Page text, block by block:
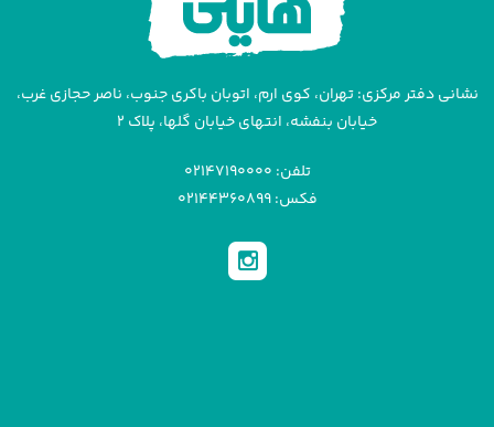
نشانی دفتر مرکزی: تهران، کوی ارم، اتوبان باکری جنوب، ناصر حجازی غرب،
خیابان بنفشه، انتهای خیابان گلها، پلاک ۲
تلفن: ۰۲۱۴۷۱۹۰۰۰۰
فکس: ۰۲۱۴۴۳۶۰۸۹۹